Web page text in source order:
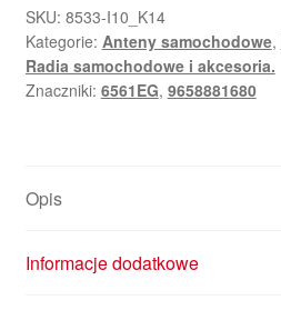
407
9658881680
6561EG
SKU: 8533-I10_K14
Kategorie: Anteny samochodowe,
Radia samochodowe i akcesoria.
Znaczniki: 6561EG, 9658881680
Opis
Informacje dodatkowe